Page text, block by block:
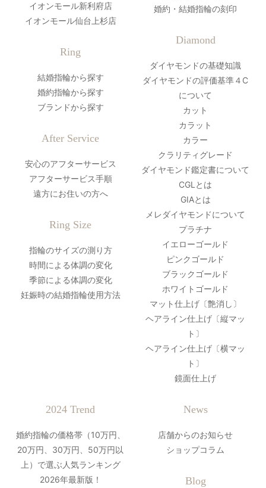
イオンモール新利府店
イオンモール仙台上杉店
Ring
結婚指輪から探す
婚約指輪から探す
ブランドから探す
After Service
安心のアフターサービス
アフターサービス手順
遠方にお住いの方へ
Ring Size
指輪のサイズの測り方
時間による体調の変化
季節による体調の変化
妊娠時の結婚指輪使用方法
婚約・結婚指輪の刻印
Diamond
ダイヤモンドの基礎知識
ダイヤモンドの評価基準４C
について
カット
カラット
カラー
クラリティグレード
ダイヤモンド鑑定書について
CGLとは
GIAとは
メレダイヤモンドについて
プラチナ
イエローゴールド
ピンクゴールド
ブラックゴールド
ホワイトゴールド
マット仕上げ〔艶消し〕
ヘアライン仕上げ〔縦マッ
ト〕
ヘアライン仕上げ〔横マッ
ト〕
鏡面仕上げ
2024 Trend
婚約指輪の価格帯（10万円、
20万円、30万円、50万円以
上）で選ぶ人気ランキング
2026年最新版！
News
店舗からのお知らせ
ショップコラム
Blog